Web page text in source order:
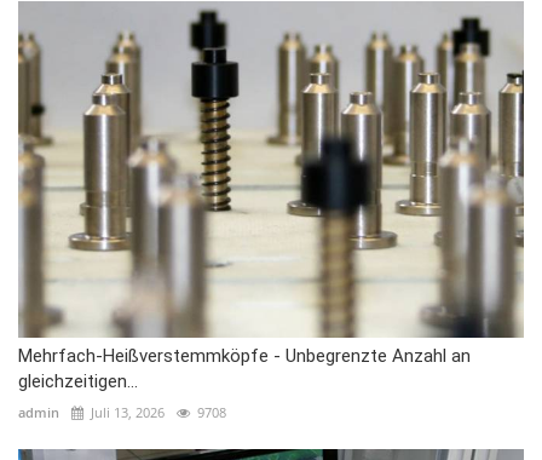
Mehrfach-Heißverstemmköpfe - Unbegrenzte Anzahl an
gleichzeitigen...
admin Juli 13, 2026 9708